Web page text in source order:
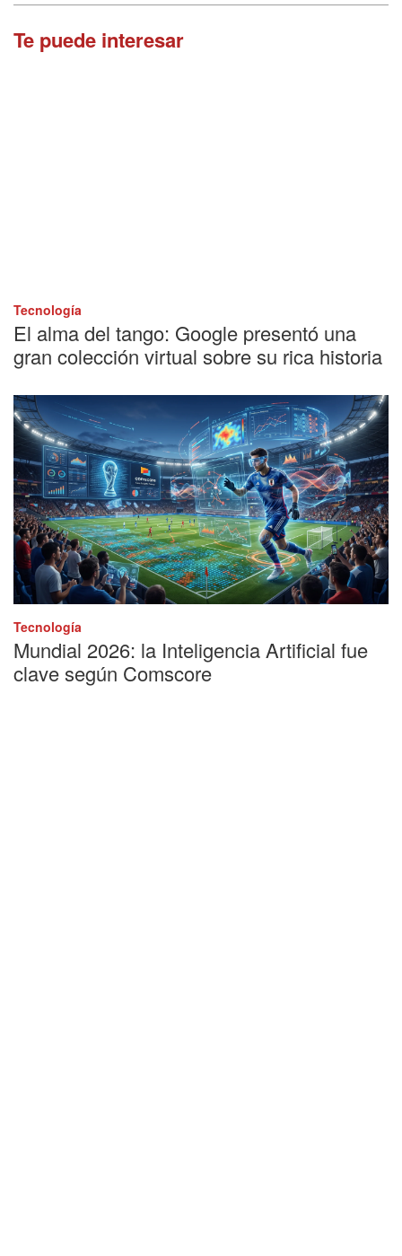
Te puede interesar
Tecnología
El alma del tango: Google presentó una
gran colección virtual sobre su rica historia
Tecnología
Mundial 2026: la Inteligencia Artificial fue
clave según Comscore